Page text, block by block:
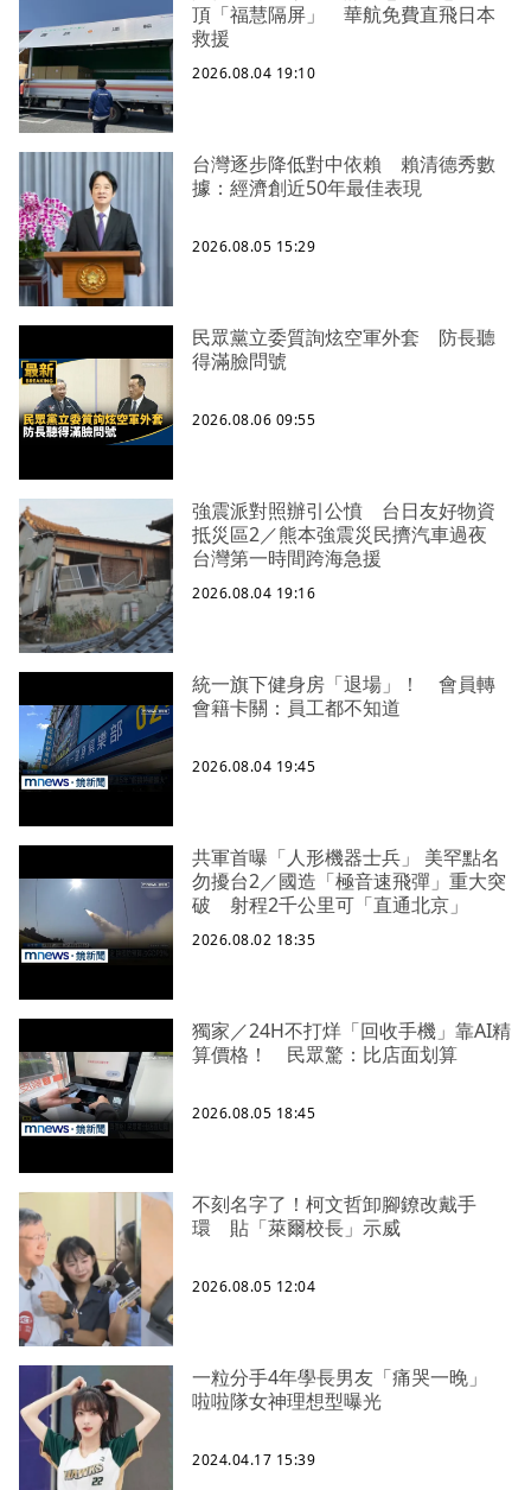
頂「福慧隔屏」 華航免費直飛日本
救援
2026.08.04 19:10
台灣逐步降低對中依賴 賴清德秀數
據：經濟創近50年最佳表現
2026.08.05 15:29
民眾黨立委質詢炫空軍外套 防長聽
得滿臉問號
2026.08.06 09:55
強震派對照辦引公憤 台日友好物資
抵災區2／熊本強震災民擠汽車過夜
台灣第一時間跨海急援
2026.08.04 19:16
統一旗下健身房「退場」！ 會員轉
會籍卡關：員工都不知道
2026.08.04 19:45
共軍首曝「人形機器士兵」 美罕點名
勿擾台2／國造「極音速飛彈」重大突
破 射程2千公里可「直通北京」
2026.08.02 18:35
獨家／24H不打烊「回收手機」靠AI精
算價格！ 民眾驚：比店面划算
2026.08.05 18:45
不刻名字了！柯文哲卸腳鐐改戴手
環 貼「萊爾校長」示威
2026.08.05 12:04
一粒分手4年學長男友「痛哭一晚」
啦啦隊女神理想型曝光
2024.04.17 15:39